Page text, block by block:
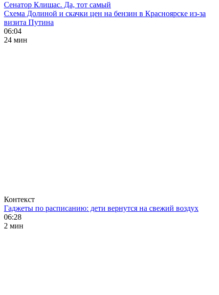
Сенатор Клишас. Да, тот самый
Схема Долиной и скачки цен на бензин в Красноярске из-за
визита Путина
06:04
24 мин
Контекст
Гаджеты по расписанию: дети вернутся на свежий воздух
06:28
2 мин